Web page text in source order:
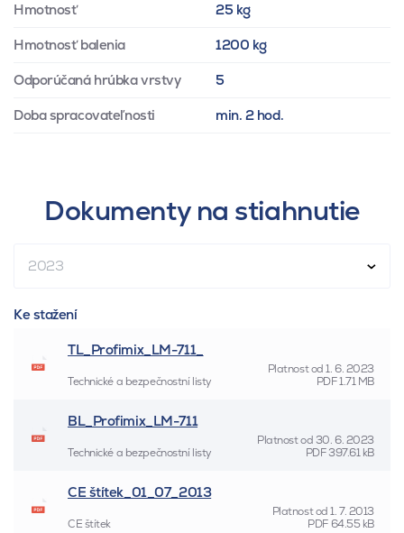
Hmotnosť 25 kg
Hmotnosť balenia 1200 kg
Odporúčaná hrúbka vrstvy 5
Doba spracovateľnosti min. 2 hod.
Dokumenty na stiahnutie
2023
Ke stažení
TL_Profimix_LM-711_
Platnost od1. 6. 2023
Technické a bezpečnostní listy
PDF1.71 MB
BL_Profimix_LM-711
Platnost od 30. 6. 2023
Technické a bezpečnostní listy
PDF 397.61 kB
CE štítek_01_07_2013
Platnost od1. 7. 2013
CE štítek
PDF 64.55 kB